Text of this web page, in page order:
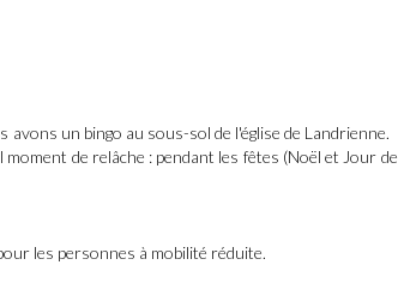
un bingo au sous-sol de l'église de Landrienne.
de relâche : pendant les fêtes (Noël et Jour de
les personnes à mobilité réduite.